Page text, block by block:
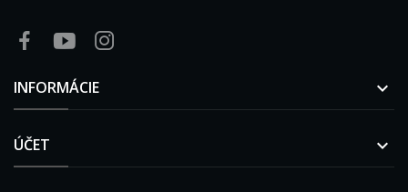
INFORMÁCIE 
ÚČET 